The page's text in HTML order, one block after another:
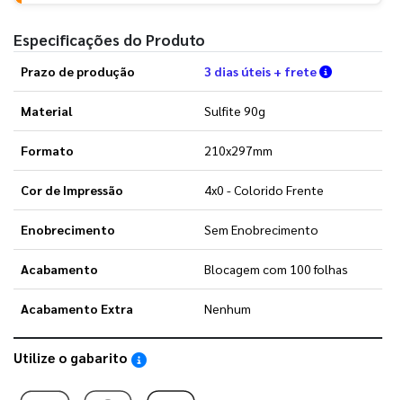
Especificações do Produto
Prazo de produção 3 dias úteis + frete Verifique
Material Sulfite 90g
Formato 210x297mm
Cor de Impressão 4x0 - Colorido Frente
Enobrecimento Sem Enobrecimento
Acabamento Blocagem com 100 folhas
Acabamento Extra Nenhum
Utilize o gabarito Saiba como utilizar os nossos gabaritos